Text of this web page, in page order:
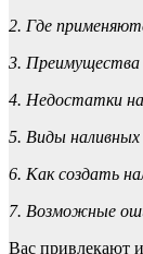
2. Где
3. Преимущества
4. Недостатки
5. Виды наливных
6. Как создать
7. Возможные
Вас привлекают